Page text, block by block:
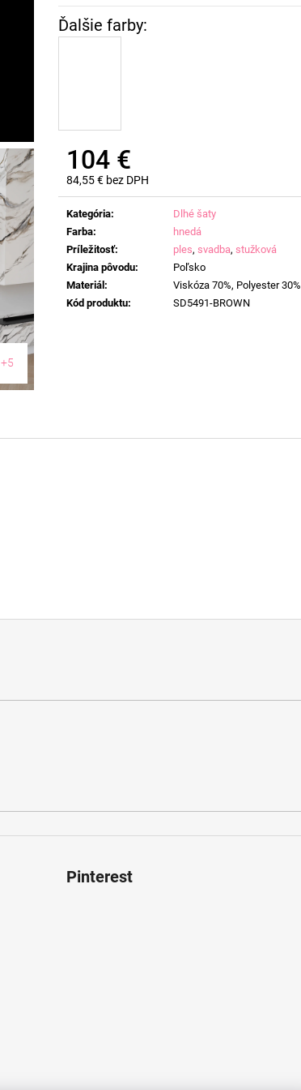
104 €
84,55 € bez DPH
Jednotková
cena:
Kategória:
Dlhé šaty
Farba:
hnedá
Príležitosť: ples, svadba, stužková
Krajina pôvodu:
Poľsko
Materiál:
Viskóza 70%, Polyester 30%
Kód produktu: SD5491-BROWN
+5
Pinterest